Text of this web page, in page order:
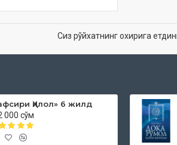
Сиз рўйхатнинг охирига
Ҳилол» 6 жилд
000 сўм